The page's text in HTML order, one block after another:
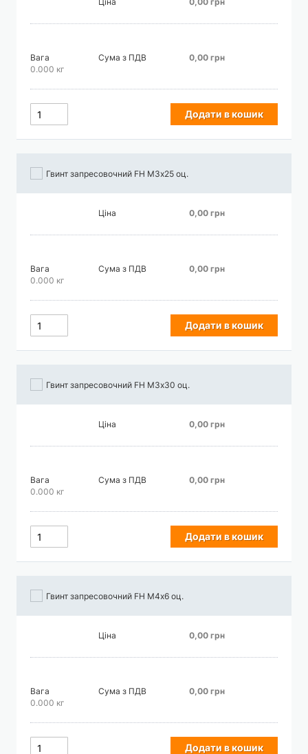
Вага
0.000 кг
Сума з ПДВ 0,00 грн
Додати в кошик
Гвинт запресовочний FH М3х25 оц.
Ціна 0,00 грн
Вага
0.000 кг
Сума з ПДВ 0,00 грн
Додати в кошик
Гвинт запресовочний FH М3х30 оц.
Ціна 0,00 грн
Вага
0.000 кг
Сума з ПДВ 0,00 грн
Додати в кошик
Гвинт запресовочний FH М4х6 оц.
Ціна 0,00 грн
Вага
0.000 кг
Сума з ПДВ 0,00 грн
Додати в кошик